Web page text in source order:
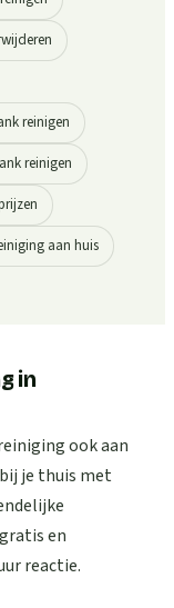
reinigen
reinigen
aan huis
in
ook aan
je thuis met
en
reactie.